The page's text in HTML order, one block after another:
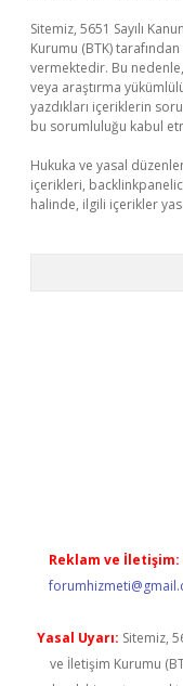
Sitemiz, 5651 Sayılı
Kurumu (BTK)
vermektedir. Bu
veya araştırma
yazdıkları içeriklerin
bu sorumluluğu kabul
Hukuka ve yasal
içerikleri,
halinde, ilgili içerikler
Reklam ve İletişim:
Yasal Uyarı: Sitemiz,
ve İletişim Kurumu